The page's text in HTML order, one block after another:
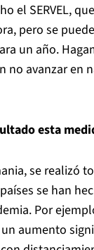
el SERVEL,
pero se
un año.
no avanzar en
esta
se realizó
se han
Por
aumento